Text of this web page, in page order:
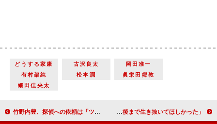
どうする家康 古沢良太
岡田准一
有村架純
松本潤
眞栄田郷敦
細田佳央太
竹野内豊、探偵への依頼は「ツチノコを探して」 「もし存在するなら、一度でいいから見てみたい」 細田佳央太「どうする家康」で家康の長男・信康役 「できれば、信康に最後まで生き抜いてほしかった」